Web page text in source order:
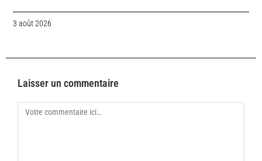
3 août 2026
Laisser un commentaire